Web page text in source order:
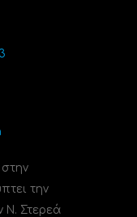
την
Ν. Στερεά